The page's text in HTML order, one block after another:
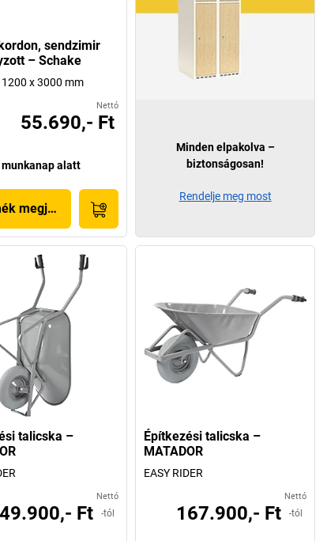
sendzimir
– Schake
1200 x 3000 mm
Nettó
55.690,- Ft
alatt
megjelenítése
talicska –
Nettó
Ft -tól
Építkezési talicska –
MATADOR
EASY RIDER
Nettó
167.900,- Ft -tól
Minden elpakolva –
biztonságosan!
Rendelje meg most